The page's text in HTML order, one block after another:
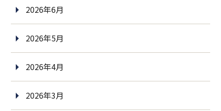
2026年6月
2026年5月
2026年4月
2026年3月